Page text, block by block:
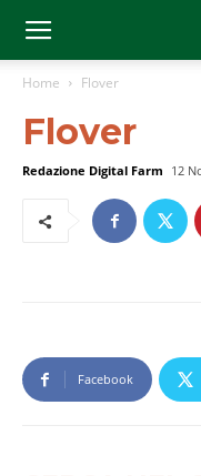
Home Flover
Flover
Redazione Digital Farm 12
Facebook